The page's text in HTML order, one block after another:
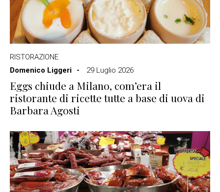
RISTORAZIONE
Domenico Liggeri
29 Luglio 2026
Eggs chiude a Milano, com’era il
ristorante di ricette tutte a base di uova di
Barbara Agosti